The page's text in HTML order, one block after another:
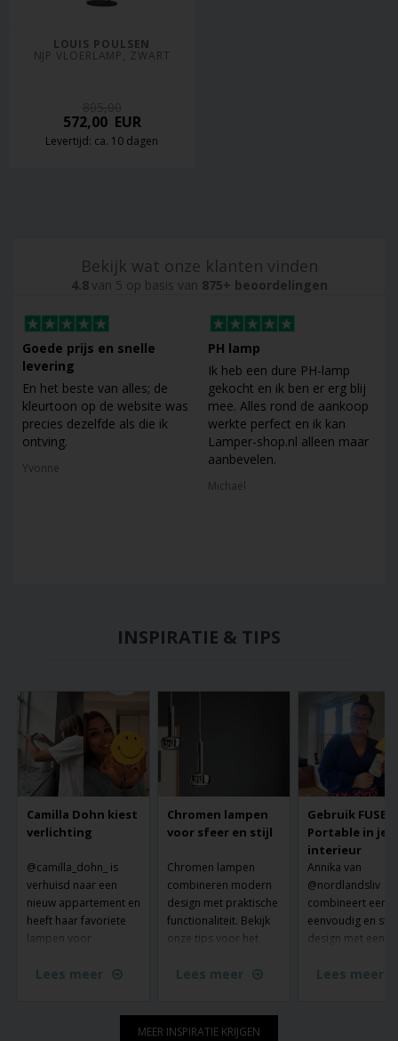
LOUIS POULSEN
NJP VLOERLAMP, ZWART
572,00EUR
Levertijd: ca. 10 dagen
Bekijk wat onze klanten vinden
4.8van 5 op basis van 875+ beoordelingen
Goede prijs en snelle
levering
En het beste van alles; de
kleurtoon op de website was
precies dezelfde als die ik
ontving.
Yvonne
PH lamp
Ik heb een dure PH-lamp
gekocht en ik ben er erg blij
mee. Alles rond de aankoop
werkte perfect en ik kan
Lamper-shop.nl alleen maar
aanbevelen.
Michael
INSPIRATIE & TIPS
Camilla Dohn kiest
verlichting
@camilla_dohn_ is
verhuisd naar een
nieuw appartement en
heeft haar favoriete
lampen voor
gekozen. Het hoeft
Lees meer
Chromen lampen
voor sfeer en stijl
Chromen lampen
combineren modern
design met praktische
functionaliteit. Bekijk
onze tips voor het
lampen in je interieur
assortiment.
Lees meer
Gebruik FUSE
Portable in je
interieur
Annika van
@nordlandsliv
combineert een
eenvoudig en
design met een
hier is Fuse
Lees meer
MEER INSPIRATIE KRIJGEN